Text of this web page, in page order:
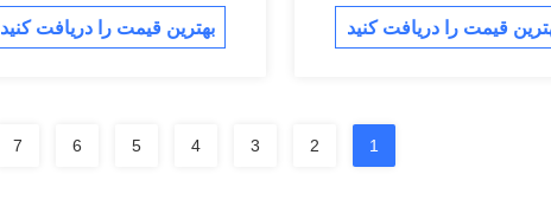
قیمت را دریافت کنید بهترین قیمت را دریافت کنید
1
2
3
4
5
6
7